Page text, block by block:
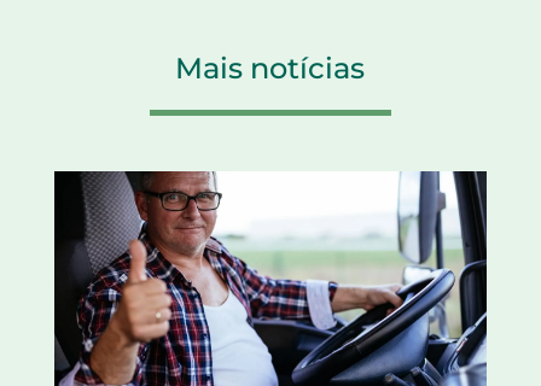
Mais notícias